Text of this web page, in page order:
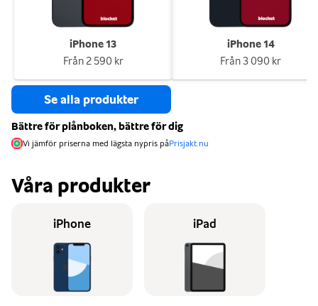
iPhone 13
Från 2 590 kr
iPhone 14
Från3 090 kr
Se alla produkter
Bättre för plånboken, bättre för dig
Vi jämför priserna med lägsta nypris påPrisjakt.nu
Våra produkter
iPhone iPad